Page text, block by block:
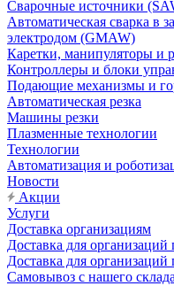
Сварочные источники
Автоматическая сварка в
электродом (GMAW)
Каретки, манипуляторы и
Контроллеры и блоки
Подающие механизмы и
Автоматическая резка
Машины резки
Плазменные технологии
Технологии
Автоматизация и
Новости
Акции
Услуги
Доставка организациям
Доставка для организаций
Доставка для
Самовывоз с нашего склада